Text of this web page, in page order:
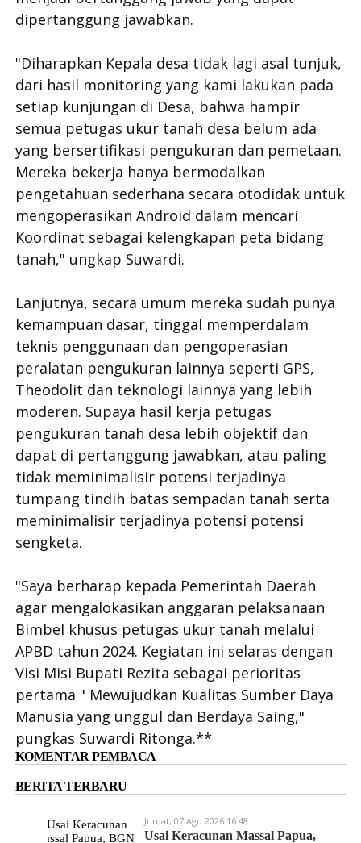
dipertanggung jawabkan.
"Diharapkan Kepala desa tidak lagi asal tunjuk,
dari hasil monitoring yang kami lakukan pada
setiap kunjungan di Desa, bahwa hampir
semua petugas ukur tanah desa belum ada
yang bersertifikasi pengukuran dan pemetaan.
Mereka bekerja hanya bermodalkan
pengetahuan sederhana secara otodidak untuk
mengoperasikan Android dalam mencari
Koordinat sebagai kelengkapan peta bidang
tanah," ungkap Suwardi.
Lanjutnya, secara umum mereka sudah punya
kemampuan dasar, tinggal memperdalam
teknis penggunaan dan pengoperasian
peralatan pengukuran lainnya seperti GPS,
Theodolit dan teknologi lainnya yang lebih
moderen. Supaya hasil kerja petugas
pengukuran tanah desa lebih objektif dan
dapat di pertanggung jawabkan, atau paling
tidak meminimalisir potensi terjadinya
tumpang tindih batas sempadan tanah serta
meminimalisir terjadinya potensi potensi
sengketa.
"Saya berharap kepada Pemerintah Daerah
agar mengalokasikan anggaran pelaksanaan
Bimbel khusus petugas ukur tanah melalui
APBD tahun 2024. Kegiatan ini selaras dengan
Visi Misi Bupati Rezita sebagai perioritas
pertama " Mewujudkan Kualitas Sumber Daya
Manusia yang unggul dan Berdaya Saing,"
pungkas Suwardi Ritonga.**
KOMENTAR PEMBACA
BERITA TERBARU
Jumat, 07 Agu 2026 16:48
Usai Keracunan Massal Papua,